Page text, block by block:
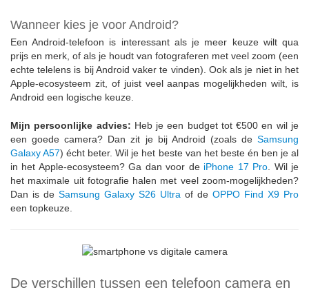
Wanneer kies je voor Android?
Een Android-telefoon is interessant als je meer keuze wilt qua
prijs en merk, of als je houdt van fotograferen met veel zoom (een
echte telelens is bij Android vaker te vinden). Ook als je niet in het
Apple-ecosysteem zit, of juist veel aanpas mogelijkheden wilt, is
Android een logische keuze.
Mijn persoonlijke advies: Heb je een budget tot €500 en wil je
een goede camera? Dan zit je bij Android (zoals de Samsung
Galaxy A57) écht beter. Wil je het beste van het beste én ben je al
in het Apple-ecosysteem? Ga dan voor de iPhone 17 Pro . Wil je
het maximale uit fotografie halen met veel zoom-mogelijkheden?
Dan is de Samsung Galaxy S26 Ultra of de OPPO Find X9 Pro
een topkeuze.
De verschillen tussen een telefoon camera en